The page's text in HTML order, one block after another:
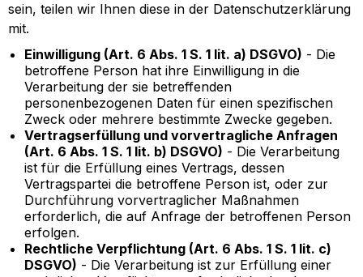
sein, teilen wir Ihnen diese in der Datenschutzerklärung
mit.
Einwilligung (Art. 6 Abs. 1 S. 1 lit. a) DSGVO) - Die
betroffene Person hat ihre Einwilligung in die
Verarbeitung der sie betreffenden
personenbezogenen Daten für einen spezifischen
Zweck oder mehrere bestimmte Zwecke gegeben.
Vertragserfüllung und vorvertragliche Anfragen
(Art. 6 Abs. 1 S. 1 lit. b) DSGVO) - Die Verarbeitung
ist für die Erfüllung eines Vertrags, dessen
Vertragspartei die betroffene Person ist, oder zur
Durchführung vorvertraglicher Maßnahmen
erforderlich, die auf Anfrage der betroffenen Person
erfolgen.
Rechtliche Verpflichtung (Art. 6 Abs. 1 S. 1 lit. c)
DSGVO) - Die Verarbeitung ist zur Erfüllung einer